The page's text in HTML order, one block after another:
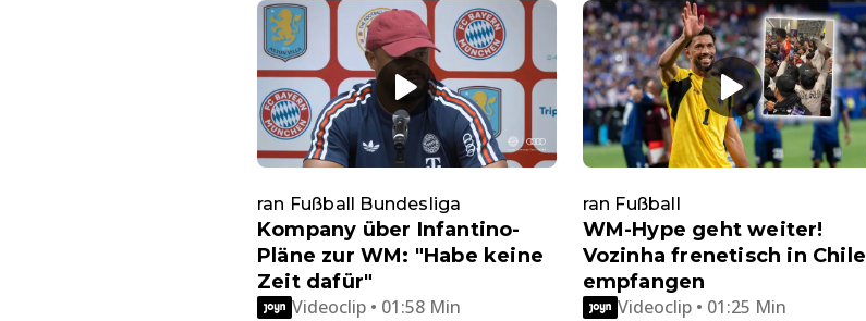
ran Fußball Bundesliga
Kompany über Infantino-
Pläne zur WM: "Habe keine
Zeit dafür"
Videoclip • 01:58 Min
ran Fußball
WM-Hype geht weiter!
Vozinha frenetisch in Chile
empfangen
Videoclip • 01:25 Min